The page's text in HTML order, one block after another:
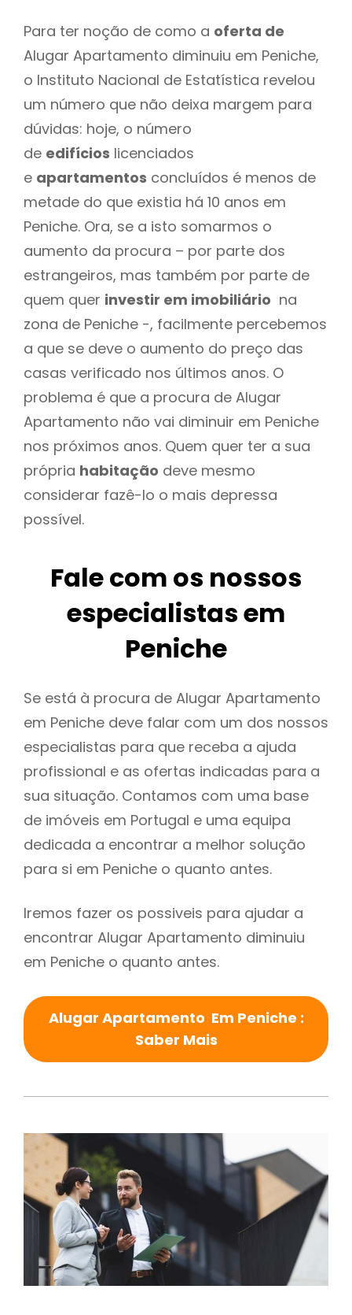
Para ter noção de como a oferta de
Alugar Apartamento diminuiu em Peniche,
o Instituto Nacional de Estatística revelou
um número que não deixa margem para
dúvidas: hoje, o número
de edifícios licenciados
e apartamentos concluídos é menos de
metade do que existia há 10 anos em
Peniche. Ora, se a isto somarmos o
aumento da procura – por parte dos
estrangeiros, mas também por parte de
quem quer investir em imobiliário na
zona de Peniche -, facilmente percebemos
a que se deve o aumento do preço das
casas verificado nos últimos anos. O
problema é que a procura de Alugar
Apartamento não vai diminuir em Peniche
nos próximos anos. Quem quer ter a sua
própria habitação deve mesmo
considerar fazê-lo o mais depressa
possível.
Fale com os nossos
especialistas em
Peniche
Se está à procura de Alugar Apartamento
em Peniche deve falar com um dos nossos
especialistas para que receba a ajuda
profissional e as ofertas indicadas para a
sua situação. Contamos com uma base
de imóveis em Portugal e uma equipa
dedicada a encontrar a melhor solução
para si em Peniche o quanto antes.
Iremos fazer os possiveis para ajudar a
encontrar Alugar Apartamento diminuiu
em Peniche o quanto antes.
Alugar Apartamento Em Peniche :
Saber Mais